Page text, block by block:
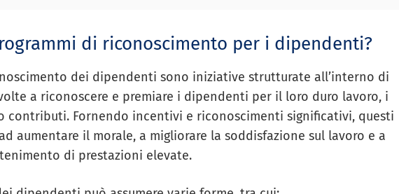
di riconoscimento per i dipendenti?
dei dipendenti sono iniziative strutturate all’interno di
a riconoscere e premiare i dipendenti per il loro duro lavoro, i
contributi. Fornendo incentivi e riconoscimenti significativi, questi
aumentare il morale, a migliorare la soddisfazione sul lavoro e a
di prestazioni elevate.